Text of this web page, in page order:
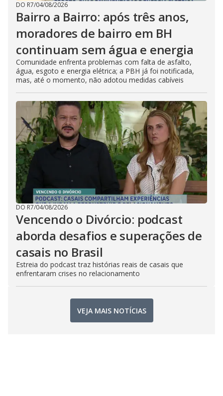
DO R7/04/08/2026
Bairro a Bairro: após três anos,
moradores de bairro em BH
continuam sem água e energia
Comunidade enfrenta problemas com falta de asfalto,
água, esgoto e energia elétrica; a PBH já foi notificada,
mas, até o momento, não adotou medidas cabíveis
DO R7/04/08/2026
Vencendo o Divórcio: podcast
aborda desafios e superações de
casais no Brasil
Estreia do podcast traz histórias reais de casais que
enfrentaram crises no relacionamento
VEJA MAIS NOTÍCIAS